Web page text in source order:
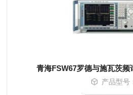
青海FSW67罗德与施瓦茨频
产品型号